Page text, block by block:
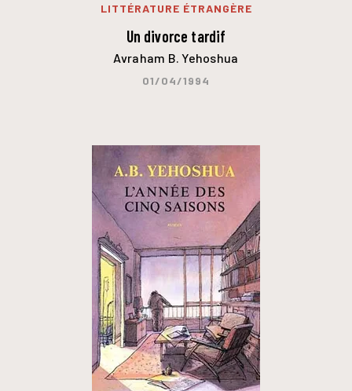
LITTÉRATURE ÉTRANGÈRE
Un divorce tardif
Avraham B. Yehoshua
01/04/1994